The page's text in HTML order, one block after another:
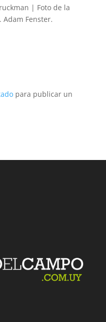
| Foto de la
Adam Fenster.
para publicar un